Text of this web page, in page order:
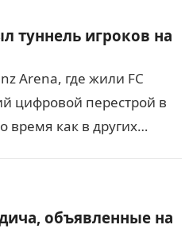
туннель игроков на
Arena, где жили FC
цифровой перестрой в
как в других
объявленные на